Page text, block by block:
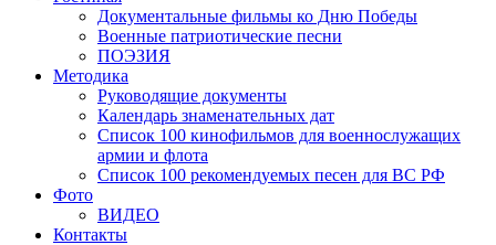
Документальные фильмы ко Дню Победы
Военные патриотические песни
ПОЭЗИЯ
Методика
Руководящие документы
Календарь знаменательных дат
Список 100 кинофильмов для военнослужащих
армии и флота
Список 100 рекомендуемых песен для ВС РФ
Фото
ВИДЕО
Контакты